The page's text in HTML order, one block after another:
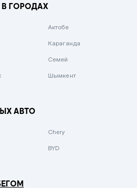
ГОРОДАХ
Актобе
Караганда
Семей
Шымкент
АВТО
Chery
BYD